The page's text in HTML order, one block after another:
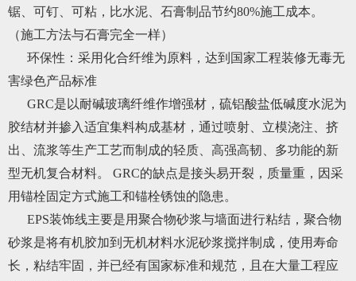
锯、可钉、可粘，比水泥、石膏制品节约80%施工成本。
（施工方法与石膏完全一样）
环保性：采用化合纤维为原料，达到国家工程装修无毒无
害绿色产品标准
GRC是以耐碱玻璃纤维作增强材，硫铝酸盐低碱度水泥为
胶结材并掺入适宜集料构成基材，通过喷射、立模浇注、挤
出、流浆等生产工艺而制成的轻质、高强高韧、多功能的新
型无机复合材料。 GRC的缺点是接头易开裂，质量重，因采
用锚栓固定方式施工和锚栓锈蚀的隐患。
EPS装饰线主要是用聚合物砂浆与墙面进行粘结，聚合物
砂浆是将有机胶加到无机材料水泥砂浆搅拌制成，使用寿命
长，粘结牢固，并已经有国家标准和规范，且在大量工程应